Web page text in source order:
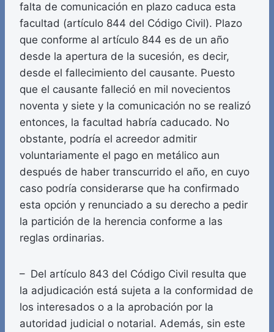
falta de comunicación en plazo caduca esta
facultad (artículo 844 del Código Civil). Plazo
que conforme al artículo 844 es de un año
desde la apertura de la sucesión, es decir,
desde el fallecimiento del causante. Puesto
que el causante falleció en mil novecientos
noventa y siete y la comunicación no se realizó
entonces, la facultad habría caducado. No
obstante, podría el acreedor admitir
voluntariamente el pago en metálico aun
después de haber transcurrido el año, en cuyo
caso podría considerarse que ha confirmado
esta opción y renunciado a su derecho a pedir
la partición de la herencia conforme a las
reglas ordinarias.
– Del artículo 843 del Código Civil resulta que
la adjudicación está sujeta a la conformidad de
los interesados o a la aprobación por la
autoridad judicial o notarial. Además, sin este